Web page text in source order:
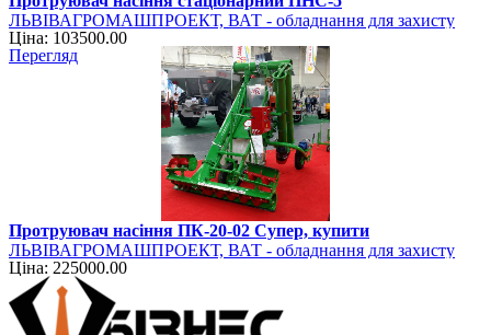
ЛЬВІВАГРОМАШПРОЕКТ, ВАТ - обладнання для захисту
рослин
Ціна: 103500.00
Перегляд
Протруювач насіння ПК-20-02 Супер, купити
ЛЬВІВАГРОМАШПРОЕКТ, ВАТ - обладнання для захисту
рослин
Ціна: 225000.00